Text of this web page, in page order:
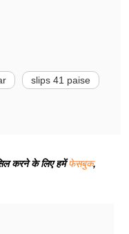
slips 41 paise
करने के लिए हमेंफेसबुक,